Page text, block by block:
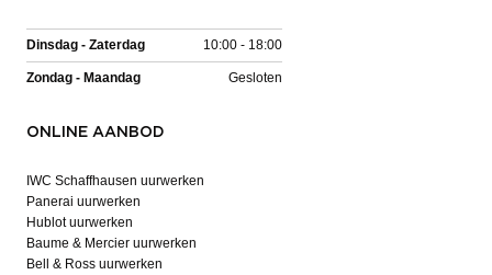
Dinsdag - Zaterdag 10:00 - 18:00
Zondag - Maandag Gesloten
ONLINE AANBOD
IWC Schaffhausen uurwerken
Panerai uurwerken
Hublot uurwerken
Baume & Mercier uurwerken
Bell & Ross uurwerken